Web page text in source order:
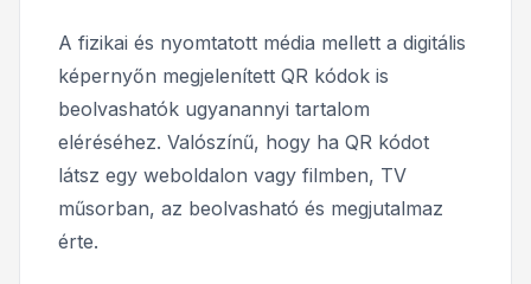
A fizikai és nyomtatott média mellett a digitális
képernyőn megjelenített QR kódok is
beolvashatók ugyanannyi tartalom
eléréséhez. Valószínű, hogy ha QR kódot
látsz egy weboldalon vagy filmben, TV
műsorban, az beolvasható és megjutalmaz
érte.